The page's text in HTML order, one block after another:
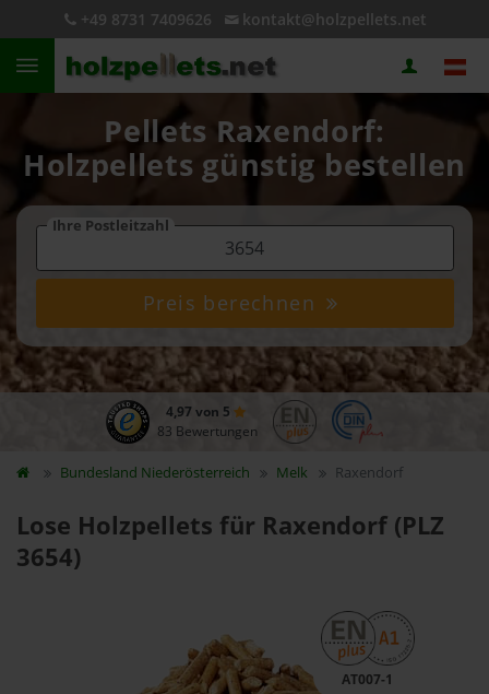
+49 8731 7409626 kontakt@holzpellets.net
Pellets Raxendorf:
Holzpellets günstig bestellen
Ihre Postleitzahl
Preis berechnen
4,97 von 5
83 Bewertungen
Bundesland Niederösterreich Melk Raxendorf
Lose Holzpellets für Raxendorf (PLZ
3654)
AT007-1